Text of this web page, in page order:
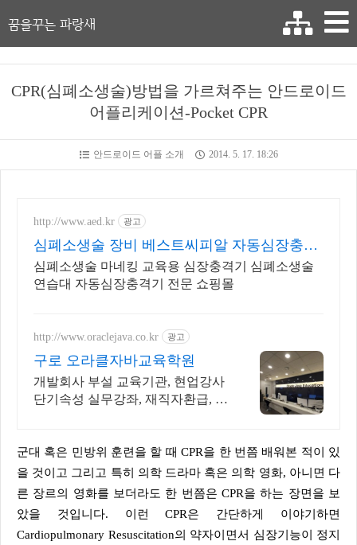
꿈을꾸는 파랑새
CPR(심폐소생술)방법을 가르쳐주는 안드로이드
어플리케이션-Pocket CPR
안드로이드 어플 소개 2014. 5. 17. 18:26
http://www.aed.kr 광고
심폐소생술 장비 베스트씨피알 자동심장충격
기는 베스트씨피알
심폐소생술 마네킹 교육용 심장충격기 심폐소생술
연습대 자동심장충격기 전문 쇼핑몰
http://www.oraclejava.co.kr 광고
구로 오라클자바교육학원
개발회사 부설 교육기관, 현업강사
단기속성 실무강좌, 재직자환급, 구
군대 혹은 민방위 훈련을 할 때 CPR을 한 번쯤 배워본 적이 있
을 것이고 그리고 특히 의학 드라마 혹은 의학 영화, 아니면 다
른 장르의 영화를 보더라도 한 번쯤은 CPR을 하는 장면을 보
았을 것입니다. 이런 CPR은 간단하게 이야기하면
Cardiopulmonary Resuscitation의 약자이면서 심장기능이 정지